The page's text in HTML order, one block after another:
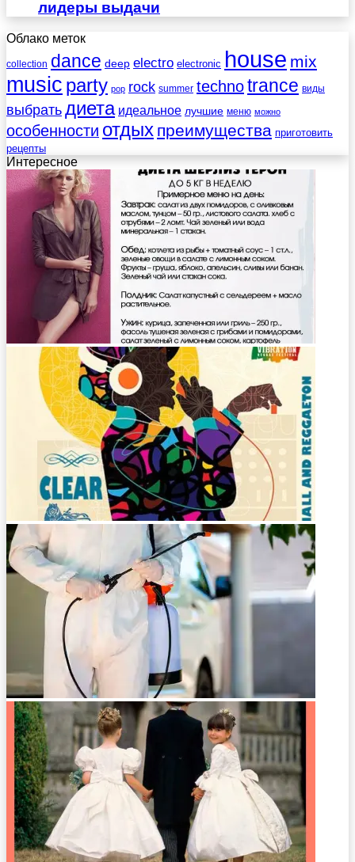
лидеры выдачи
Облако меток
collection dance deep electro electronic house mix
music party pop rock summer technotrance виды
выбратьдиета идеальное лучшие меню можно
особенности отдых преимущества приготовить
рецепты
Интересное